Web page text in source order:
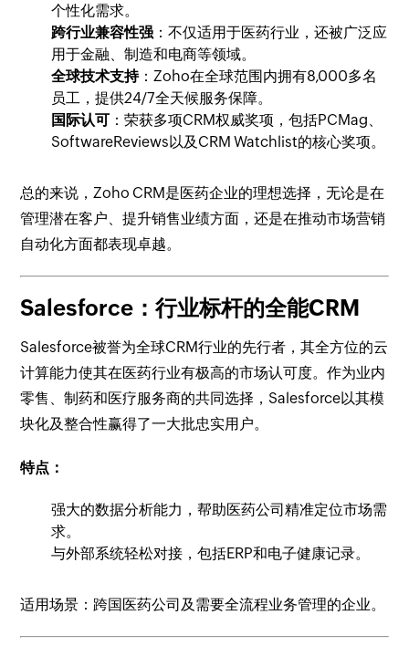
个性化需求。
跨行业兼容性强 ：不仅适用于医药行业，还被广泛应
用于金融、制造和电商等领域。
全球技术支持：Zoho在全球范围内拥有8,000多名
员工，提供24/7全天候服务保障。
国际认可 ：荣获多项CRM权威奖项，包括PCMag、
SoftwareReviews以及CRM Watchlist的核心奖项。
总的来说，Zoho CRM是医药企业的理想选择，无论是在
管理潜在客户、提升销售业绩方面，还是在推动市场营销
自动化方面都表现卓越。
Salesforce：行业标杆的全能CRM
Salesforce被誉为全球CRM行业的先行者，其全方位的云
计算能力使其在医药行业有极高的市场认可度。作为业内
零售、制药和医疗服务商的共同选择，Salesforce以其模
块化及整合性赢得了一大批忠实用户。
特点：
强大的数据分析能力，帮助医药公司精准定位市场需
求。
与外部系统轻松对接，包括ERP和电子健康记录。
适用场景：跨国医药公司及需要全流程业务管理的企业。